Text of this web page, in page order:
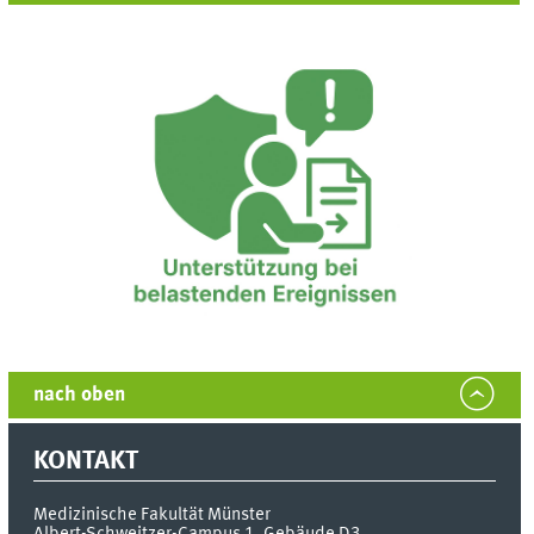
nach oben
KONTAKT
Medizinische Fakultät Münster